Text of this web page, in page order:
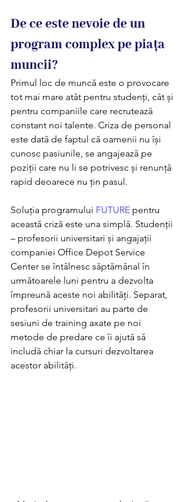
De ce este nevoie de un
program complex pe piața
muncii?
Primul loc de muncă este o provocare
tot mai mare atât pentru studenți, cât și
pentru companiile care recrutează
constant noi talente. Criza de personal
este dată de faptul că oamenii nu își
cunosc pasiunile, se angajează pe
poziții care nu li se potrivesc și renunță
rapid deoarece nu țin pasul.
Soluția programului FUTURE pentru
această criză este una simplă. Studenții
– profesorii universitari și angajații
companiei Office Depot Service
Center se întâlnesc săptămânal în
următoarele luni pentru a dezvolta
împreună aceste noi abilități. Separat,
profesorii universitari au parte de
sesiuni de training axate pe noi
metode de predare ce îi ajută să
includă chiar la cursuri dezvoltarea
acestor abilități.